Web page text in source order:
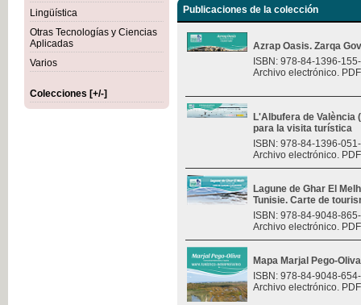
Lingüística
Otras Tecnologías y Ciencias
Aplicadas
Varios
Colecciones [+/-]
Publicaciones de la colección
Azrap Oasis. Zarqa
ISBN: 978-84-1396-
Archivo electrónico.
L'Albufera de València
para la visita turística
ISBN: 978-84-1396-
Archivo electrónico.
Lagune de Ghar El
Tunisie. Carte de
ISBN: 978-84-9048-
Archivo electrónico.
Mapa Marjal Pego-Oliva
ISBN: 978-84-9048-
Archivo electrónico.